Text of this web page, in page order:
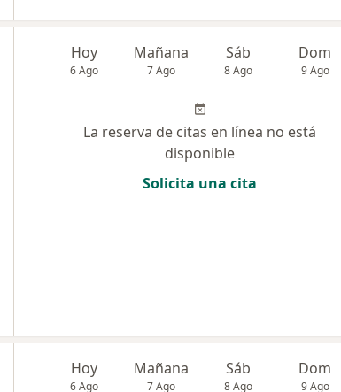
Hoy
6 Ago
Mañana
7 Ago
Sáb
8 Ago
Dom
9 Ago
La reserva de citas en línea no está
disponible
Solicita una cita
Hoy
6 Ago
Mañana
7 Ago
Sáb
8 Ago
Dom
9 Ago